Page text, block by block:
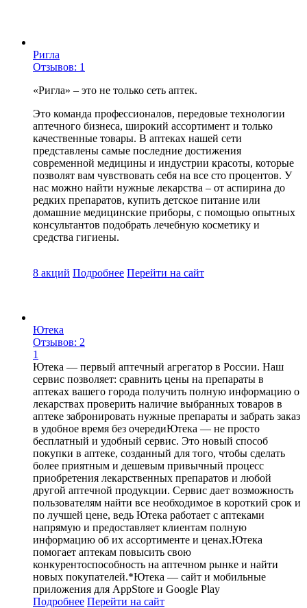
Ригла
Отзывов: 1
«Ригла» – это не только сеть аптек.
Это команда профессионалов, передовые технологии
аптечного бизнеса, широкий ассортимент и только
качественные товары. В аптеках нашей сети
представлены самые последние достижения
современной медицины и индустрии красоты, которые
позволят вам чувствовать себя на все сто процентов. У
нас можно найти нужные лекарства – от аспирина до
редких препаратов, купить детское питание или
домашние медицинские приборы, с помощью опытных
консультантов подобрать лечебную косметику и
средства гигиены.
8 акций Подробнее Перейти на сайт
Ютека
Отзывов: 2
1
Ютека — первый аптечный агрегатор в России. Наш
сервис позволяет: сравнить цены на препараты в
аптеках вашего города получить полную информацию о
лекарствах проверить наличие выбранных товаров в
аптеке забронировать нужные препараты и забрать заказ
в удобное время без очередиЮтека — не просто
бесплатный и удобный сервис. Это новый способ
покупки в аптеке, созданный для того, чтобы сделать
более приятным и дешевым привычный процесс
приобретения лекарственных препаратов и любой
другой аптечной продукции. Сервис дает возможность
пользователям найти все необходимое в короткий срок и
по лучшей цене, ведь Ютека работает с аптеками
напрямую и предоставляет клиентам полную
информацию об их ассортименте и ценах.Ютека
помогает аптекам повысить свою
конкурентоспособность на аптечном рынке и найти
новых покупателей.*Ютека — сайт и мобильные
приложения для AppStore и Google Play
Подробнее Перейти на сайт